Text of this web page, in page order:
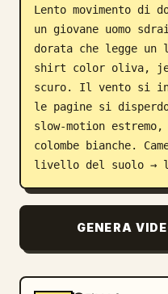
Lento movimento
un giovane uomo
dorata che legge
shirt color oliva,
scuro. Il vento si
le pagine si
slow-motion estremo,
colombe bianche.
livello del suolo →
GENERA